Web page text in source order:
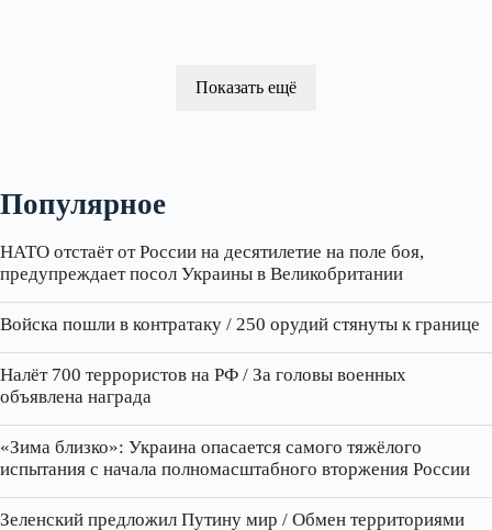
Показать ещё
Популярное
НАТО отстаёт от России на десятилетие на поле боя,
предупреждает посол Украины в Великобритании
Войска пошли в контратаку / 250 орудий стянуты к границе
Налёт 700 террористов на РФ / За головы военных
объявлена награда
«Зима близко»: Украина опасается самого тяжёлого
испытания с начала полномасштабного вторжения России
Зеленский предложил Путину мир / Обмен территориями